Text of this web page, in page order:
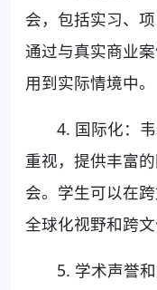
会，包括实习、
通过与真实商业
用到实际情境中。
4. 国际化：
重视，提供丰富
会。学生可以在
全球化视野和跨文
5. 学术声誉